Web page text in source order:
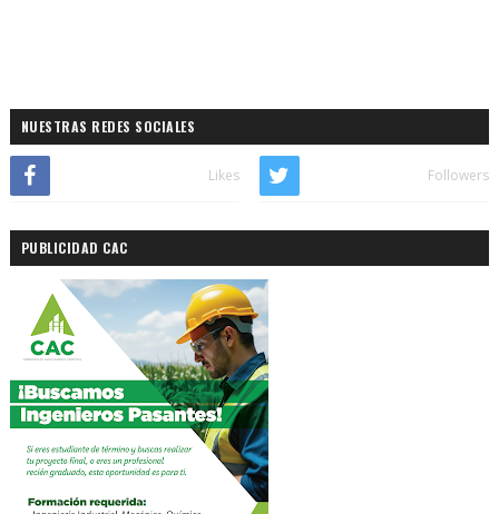
NUESTRAS REDES SOCIALES
Likes Followers
PUBLICIDAD CAC